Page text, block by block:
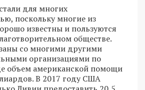
для многих
поскольку многие из
известны и пользуются
обществе.
со многими другими
организациями по
объем американской помощи
В 2017 году США